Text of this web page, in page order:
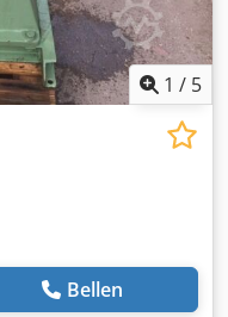
1 / 5
Bellen